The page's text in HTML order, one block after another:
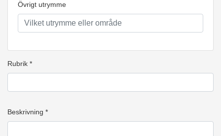
Övrigt utrymme
Rubrik *
Beskrivning *